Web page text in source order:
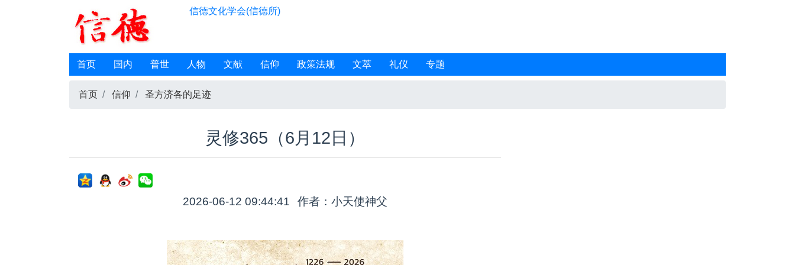
信德文化学会(信德所)
首页 国内 普世 人物 文献 信仰 政策法规 文萃 礼仪 专题
首页 信仰 圣方济各的足迹
灵修365（6月12日）
2026-06-12 09:44:41 作者：小天使神父